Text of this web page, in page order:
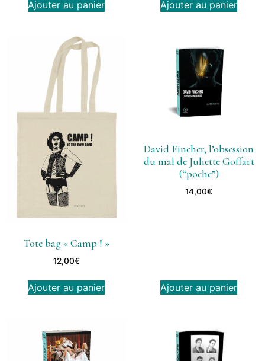
Ajouter au panier Ajouter au panier
Tote bag « Camp ! »
12,00€
Ajouter au panier
David Fincher, l’obsession
du mal de Juliette Goffart
(“poche”)
14,00€
Ajouter au panier